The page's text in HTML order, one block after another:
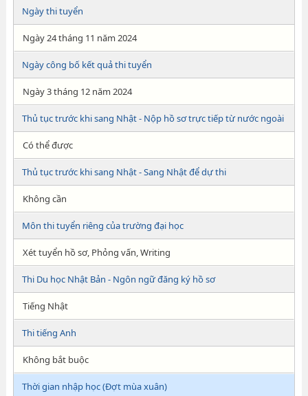
Ngày thi tuyển
Ngày 24 tháng 11 năm 2024
Ngày công bố kết quả thi tuyển
Ngày 3 tháng 12 năm 2024
Thủ tục trước khi sang Nhật - Nộp hồ sơ trực tiếp từ nước ngoài
Có thể được
Thủ tục trước khi sang Nhật - Sang Nhật để dự thi
Không cần
Môn thi tuyển riêng của trường đại học
Xét tuyển hồ sơ, Phỏng vấn, Writing
Thi Du học Nhật Bản - Ngôn ngữ đăng ký hồ sơ
Tiếng Nhật
Thi tiếng Anh
Không bắt buộc
Thời gian nhập học (Đợt mùa xuân)